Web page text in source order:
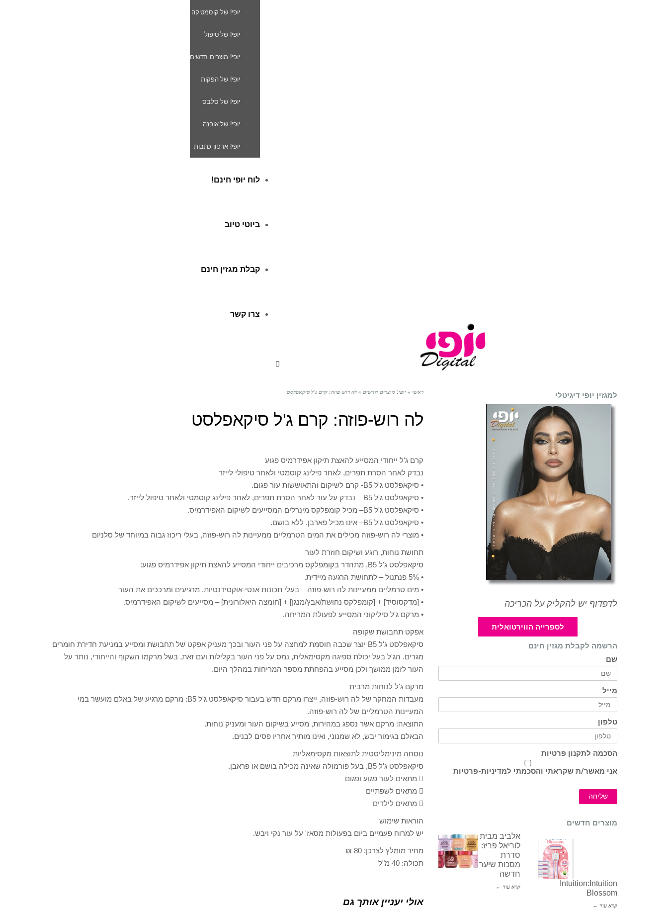
יופי! של קוסמטיקה
יופי! של טיפול
יופי! מוצרים חדשים
יופי! של הפקות
יופי! של סלבס
יופי! של אופנה
יופי! ארכיון כתבות
לוח יופי חינם!
ביוטי טיוב
קבלת מגזין חינם
צרו קשר
ראשי » יופי! מוצרים חדשים » לה רוש-פוזה: קרם ג'ל סיקאפלסט
לה רוש-פוזה: קרם ג'ל סיקאפלסט
קרם ג'ל ייחודי המסייע להאצת תיקון אפידרמיס פגוע
נבדק לאחר הסרת תפרים, לאחר פילינג קוסמטי ולאחר טיפולי לייזר
• סיקאפלסט ג'ל B5- קרם לשיקום והתאוששות עור פגום.
• סיקאפלסט ג'ל B5 – נבדק על עור לאחר הסרת תפרים, לאחר פילינג קוסמטי ולאחר טיפול לייזר.
• סיקאפלסט ג'ל B5– מכיל קומפלקס מינרלים המסייעים לשיקום האפידרמיס.
• סיקאפלסט ג'ל B5– אינו מכיל פארבן. ללא בושם.
• מוצרי לה רוש-פוזה מכילים את המים הטרמליים ממעיינות לה רוש-פוזה, בעלי ריכוז גבוה במיוחד של סלניום
תחושת נוחות, רוגע ושיקום חוזרת לעור
סיקאפלסט ג'ל B5, מתהדר בקומפלקס מרכיבים ייחודי המסייע להאצת תיקון אפידרמיס פגוע:
• 5% פנתנול – לתחושת הרגעה מיידית.
• מים טרמליים ממעיינות לה רוש-פוזה – בעלי תכונות אנטי-אוקסידנטיות, מרגיעים ומרככים את העור
• [מדקסוסיד] + [קומפלקס נחושת/אבץ/מנגן] + [חומצה היאלורונית] – מסייעים לשיקום האפידרמיס.
• מרקם ג'ל סיליקוני המסייע לפעולת המריחה.
אפקט תחבושת שקופה
סיקאפלסט ג'ל B5 יוצר שכבה חוסמת למחצה על פני העור ובכך מעניק אפקט של תחבושת ומסייע במניעת חדירת חומרים
מגרים. הג'ל בעל יכולת ספיגה מקסימאלית, נמס על פני העור בקלילות ועם זאת, בשל מרקמו השקוף והייחודי, נותר על
העור לזמן ממושך ולכן מסייע בהפחתת מספר המריחות במהלך היום.
מרקם ג'ל לנוחות מרבית
מעבדות המחקר של לה רוש-פוזה, ייצרו מרקם חדש בעבור סיקאפלסט ג'ל B5: מרקם מרגיע של באלם מועשר במי
המעיינות הטרמליים של לה רוש-פוזה.
התוצאה: מרקם אשר נספג במהירות, מסייע בשיקום העור ומעניק נוחות.
הבאלם בגימור יבש, לא שמנוני, ואינו מותיר אחריו פסים לבנים.
נוסחה מינימליסטית לתוצאות מקסימאליות
סיקאפלסט ג'ל B5, בעל פורמולה שאינה מכילה בושם או פראבן.
 מתאים לעור פגוע ופגום
 מתאים לשפתיים
 מתאים לילדים
הוראות שימוש
יש למרוח פעמיים ביום בפעולות מסאז' על עור נקי ויבש.
מחיר מומלץ לצרכן: 80 ₪
תכולה: 40 מ"ל
אולי יעניין אותך גם
למגזין יופי דיגיטלי
לדפדוף יש להקליק על הכריכה
לספרייה הווירטואלית
הרשמה לקבלת מגזין חינם
שם
מייל
טלפון
הסכמה לתקנון פרטיות
אני מאשר/ת שקראתי והסכמתי למדיניות-פרטיות
שליחה
מוצרים חדשים
אלביב מבית
לוריאל פריז:
סדרת
מסכות שיער
חדשה
קרא עוד ←
Intuition:Intuition
Blossom
קרא עוד ←